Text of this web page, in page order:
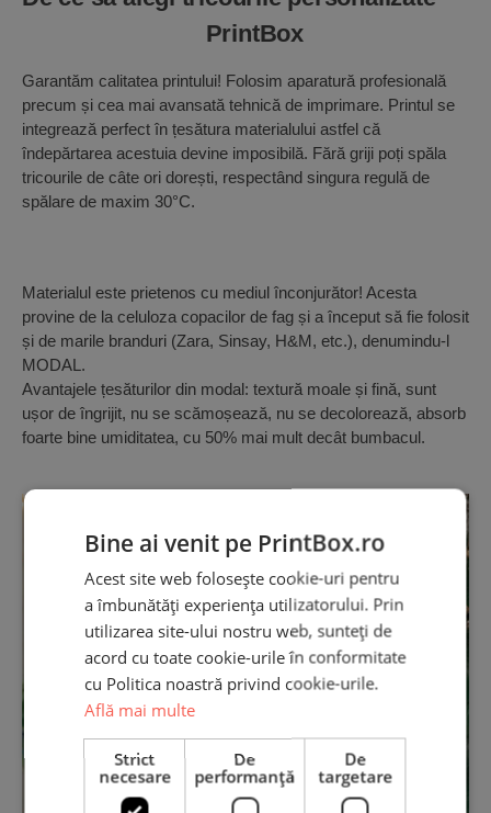
PrintBox
Garantăm calitatea printului! Folosim aparatură profesională
precum și cea mai avansată tehnică de imprimare. Printul se
integrează perfect în țesătura materialului astfel că
îndepărtarea acestuia devine imposibilă. Fără griji poți spăla
tricourile de câte ori dorești, respectând singura regulă de
spălare de maxim 30°C.
Materialul este prietenos cu mediul înconjurător! Acesta
provine de la celuloza copacilor de fag și a început să fie folosit
și de marile branduri (Zara, Sinsay, H&M, etc.), denumindu-l
MODAL.
Avantajele țesăturilor din modal: textură moale și fină, sunt
ușor de îngrijit, nu se scămoșează, nu se decolorează, absorb
foarte bine umiditatea, cu 50% mai mult decât bumbacul.
Bine ai venit pe PrintBox.ro
Acest site web folosește cookie-uri pentru
a îmbunătăți experiența utilizatorului. Prin
utilizarea site-ului nostru web, sunteți de
acord cu toate cookie-urile în conformitate
cu Politica noastră privind cookie-urile.
Află mai multe
Strict
necesare
De
performanță
De
targetare